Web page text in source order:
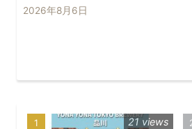
2026年8月6日
21 views